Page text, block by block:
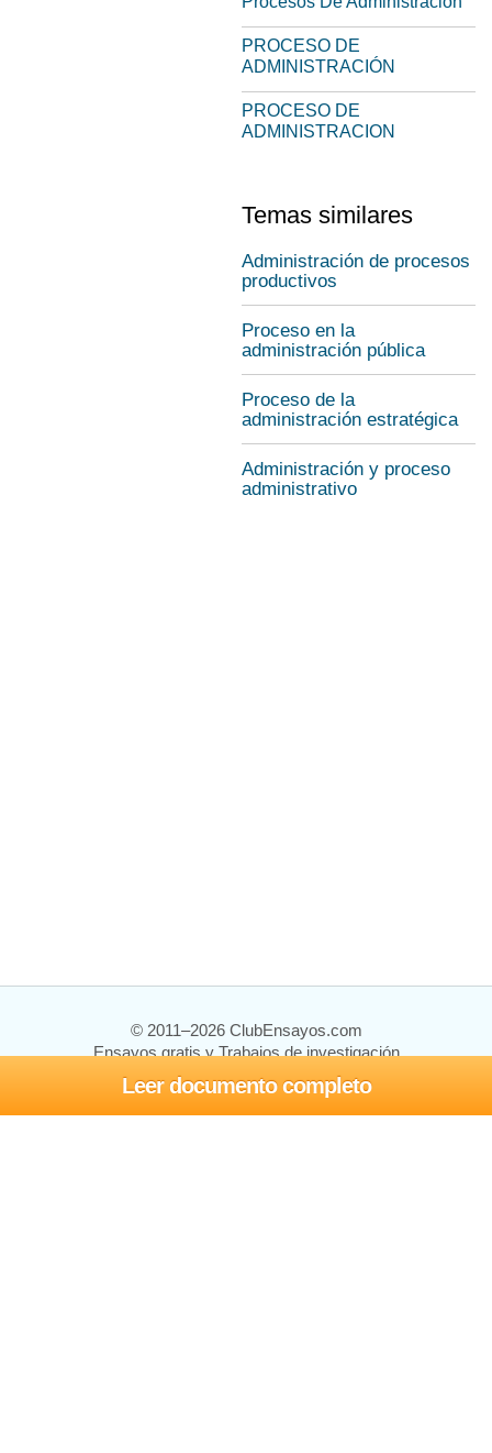
Leer documento completo
PROCESO DE
ADMINISTRACIÓN
PROCESO DE
ADMINISTRACION
Temas similares
Administración de procesos
productivos
Proceso en la
administración pública
Proceso de la
administración estratégica
Administración y proceso
administrativo
© 2011–2026 ClubEnsayos.com
Ensayos gratis y Trabajos de investigación